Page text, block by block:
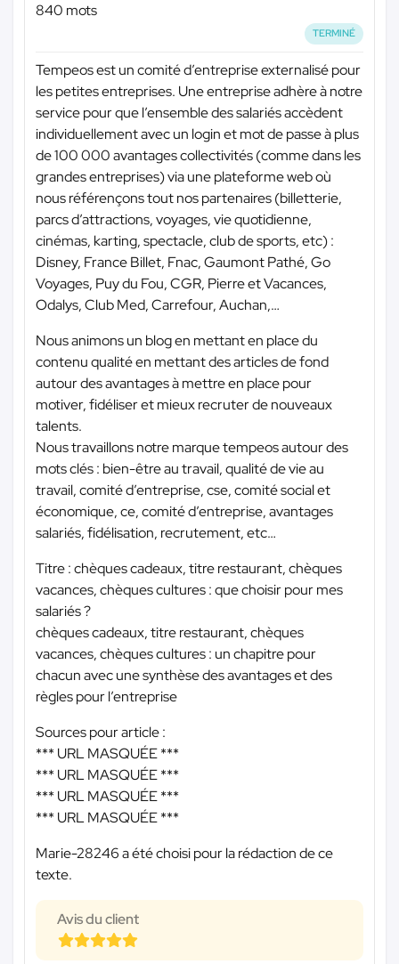
840 mots
TERMINÉ
Tempeos est un comité d’entreprise externalisé pour
les petites entreprises. Une entreprise adhère à notre
service pour que l’ensemble des salariés accèdent
individuellement avec un login et mot de passe à plus
de 100 000 avantages collectivités (comme dans les
grandes entreprises) via une plateforme web où
nous référençons tout nos partenaires (billetterie,
parcs d’attractions, voyages, vie quotidienne,
cinémas, karting, spectacle, club de sports, etc) :
Disney, France Billet, Fnac, Gaumont Pathé, Go
Voyages, Puy du Fou, CGR, Pierre et Vacances,
Odalys, Club Med, Carrefour, Auchan,…
Nous animons un blog en mettant en place du
contenu qualité en mettant des articles de fond
autour des avantages à mettre en place pour
motiver, fidéliser et mieux recruter de nouveaux
talents.
Nous travaillons notre marque tempeos autour des
mots clés : bien-être au travail, qualité de vie au
travail, comité d’entreprise, cse, comité social et
économique, ce, comité d’entreprise, avantages
salariés, fidélisation, recrutement, etc…
Titre : chèques cadeaux, titre restaurant, chèques
vacances, chèques cultures : que choisir pour mes
salariés ?
chèques cadeaux, titre restaurant, chèques
vacances, chèques cultures : un chapitre pour
chacun avec une synthèse des avantages et des
règles pour l’entreprise
Sources pour article :
*** URL MASQUÉE ***
*** URL MASQUÉE ***
*** URL MASQUÉE ***
*** URL MASQUÉE ***
Marie-28246 a été choisi pour la rédaction de ce
texte.
Avis du client